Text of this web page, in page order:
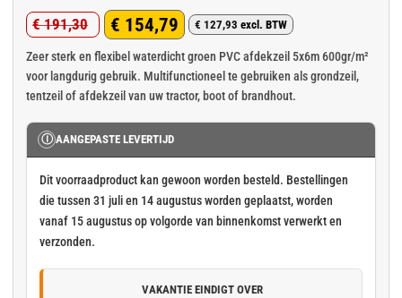
Gewaardeerd
4.33op 5
gebaseerd
op
3
klant
€191,30
Oorspronkelijke
prijs
was:
€ 154,79
Huidige
prijs
is:
€ 127,93 excl. BTW
Zeer sterk en flexibel waterdicht groen PVC afdekzeil 5x6m 600gr/m²
voor langdurig gebruik. Multifunctioneel te gebruiken als grondzeil,
tentzeil of afdekzeil van uw tractor, boot of brandhout.
Ⓘ AANGEPASTE LEVERTIJD
Dit voorraadproduct kan gewoon worden besteld. Bestellingen
die tussen 31 juli en 14 augustus worden geplaatst, worden
vanaf 15 augustus op volgorde van binnenkomst verwerkt en
verzonden.
VAKANTIE EINDIGT OVER